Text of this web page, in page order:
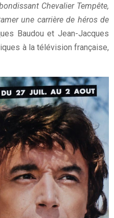
Chevalier Tempête,
une carrière de héros de
Baudou et Jean-Jacques
à la télévision française,